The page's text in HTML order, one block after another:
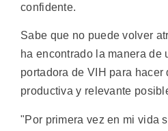
confidente.
Sabe que no puede volver
ha encontrado la manera de
portadora de VIH para
productiva y relevante
"Por primera vez en mi vida